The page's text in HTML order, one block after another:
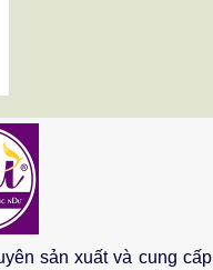
sản xuất và cung cấp